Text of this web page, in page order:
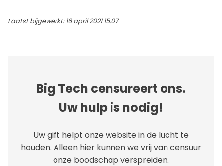
Laatst bijgewerkt: 16 april 2021 15:07
Big Tech censureert ons.
Uw hulp is nodig!
Uw gift helpt onze website in de lucht te
houden. Alleen hier kunnen we vrij van censuur
onze boodschap verspreiden.